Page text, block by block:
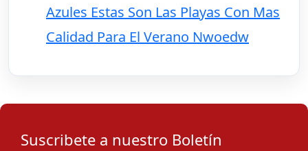
Azules Estas Son Las Playas Con Mas
Calidad Para El Verano Nwoedw
Suscribete a nuestro Boletín